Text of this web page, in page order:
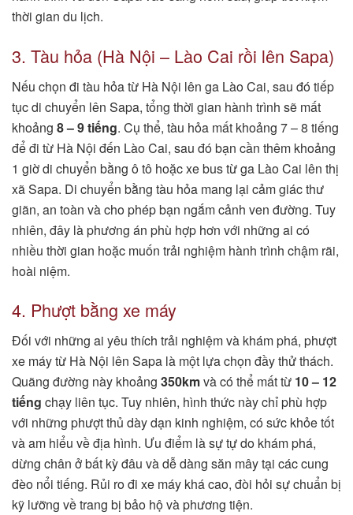
thời gian du lịch.
3. Tàu hỏa (Hà Nội – Lào Cai rồi lên Sapa)
Nếu chọn đi tàu hỏa từ Hà Nội lên ga Lào Cai, sau đó tiếp
tục di chuyển lên Sapa, tổng thời gian hành trình sẽ mất
khoảng 8 – 9 tiếng. Cụ thể, tàu hỏa mất khoảng 7 – 8 tiếng
để đi từ Hà Nội đến Lào Cai, sau đó bạn cần thêm khoảng
1 giờ di chuyển bằng ô tô hoặc xe bus từ ga Lào Cai lên thị
xã Sapa. Di chuyển bằng tàu hỏa mang lại cảm giác thư
giãn, an toàn và cho phép bạn ngắm cảnh ven đường. Tuy
nhiên, đây là phương án phù hợp hơn với những ai có
nhiều thời gian hoặc muốn trải nghiệm hành trình chậm rãi,
hoài niệm.
4. Phượt bằng xe máy
Đối với những ai yêu thích trải nghiệm và khám phá, phượt
xe máy từ Hà Nội lên Sapa là một lựa chọn đầy thử thách.
Quãng đường này khoảng 350kmvà có thể mất từ 10 – 12
tiếng chạy liên tục. Tuy nhiên, hình thức này chỉ phù hợp
với những phượt thủ dày dạn kinh nghiệm, có sức khỏe tốt
và am hiểu về địa hình. Ưu điểm là sự tự do khám phá,
dừng chân ở bất kỳ đâu và dễ dàng săn mây tại các cung
đèo nổi tiếng. Rủi ro đi xe máy khá cao, đòi hỏi sự chuẩn bị
kỹ lưỡng về trang bị bảo hộ và phương tiện.